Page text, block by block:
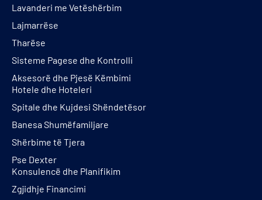
Lavanderi me Vetëshërbim
Lajmarrëse
Tharëse
Sisteme Pagese dhe Kontrolli
Aksesorë dhe Pjesë Këmbimi
Hotele dhe Hoteleri
Spitale dhe Kujdesi Shëndetësor
Banesa Shumëfamiljare
Shërbime të Tjera
Pse Dexter
Konsulencë dhe Planifikim
Zgjidhje Financimi